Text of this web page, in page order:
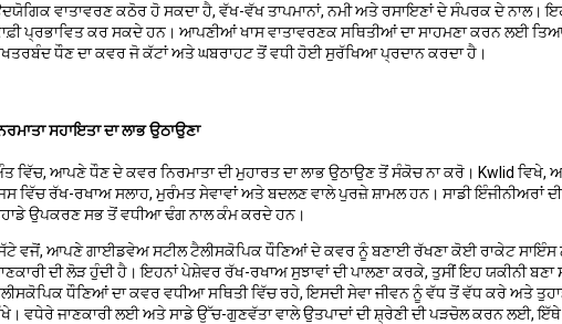
ਵਾਤਾਵਰਣ ਕਠੋਰ ਹੋ ਸਕਦਾ ਹੈ, ਵੱਖ-ਵੱਖ ਤਾਪਮਾਨਾਂ, ਨਮੀ ਅਤੇ ਰਸਾਇਣਾਂ ਦੇ ਸੰਪਰਕ ਦੇ ਨਾਲ।
ਪ੍ਰਭਾਵਿਤ ਕਰ ਸਕਦੇ ਹਨ। ਆਪਣੀਆਂ ਖਾਸ ਵਾਤਾਵਰਣਕ ਸਥਿਤੀਆਂ ਦਾ ਸਾਹਮਣਾ ਕਰਨ ਲਈ
ਧੌਣ ਦਾ ਕਵਰ ਜੋ ਕੱਟਾਂ ਅਤੇ ਘਬਰਾਹਟ ਤੋਂ ਵਧੀ ਹੋਈ ਸੁਰੱਖਿਆ ਪ੍ਰਦਾਨ ਕਰਦਾ ਹੈ।
ਸਹਾਇਤਾ ਦਾ ਲਾਭ ਉਠਾਉਣਾ
ਵਿੱਚ, ਆਪਣੇ ਧੌਣ ਦੇ ਕਵਰ ਨਿਰਮਾਤਾ ਦੀ ਮੁਹਾਰਤ ਦਾ ਲਾਭ ਉਠਾਉਣ ਤੋਂ ਸੰਕੋਚ ਨਾ ਕਰੋ। Kwlid ਵਿਖੇ,
ਵਿੱਚ ਰੱਖ-ਰਖਾਅ ਸਲਾਹ, ਮੁਰੰਮਤ ਸੇਵਾਵਾਂ ਅਤੇ ਬਦਲਣ ਵਾਲੇ ਪੁਰਜ਼ੇ ਸ਼ਾਮਲ ਹਨ। ਸਾਡੀ ਇੰਜੀਨੀਅਰਾਂ
ਉਪਕਰਣ ਸਭ ਤੋਂ ਵਧੀਆ ਢੰਗ ਨਾਲ ਕੰਮ ਕਰਦੇ ਹਨ।
ਵਜੋਂ, ਆਪਣੇ ਗਾਈਡਵੇਅ ਸਟੀਲ ਟੈਲੀਸਕੋਪਿਕ ਧੌਣਿਆਂ ਦੇ ਕਵਰ ਨੂੰ ਬਣਾਈ ਰੱਖਣਾ ਕੋਈ ਰਾਕੇਟ ਸਾਇੰਸ
ਦੀ ਲੋੜ ਹੁੰਦੀ ਹੈ। ਇਹਨਾਂ ਪੇਸ਼ੇਵਰ ਰੱਖ-ਰਖਾਅ ਸੁਝਾਵਾਂ ਦੀ ਪਾਲਣਾ ਕਰਕੇ, ਤੁਸੀਂ ਇਹ ਯਕੀਨੀ
ਧੌਣਿਆਂ ਦਾ ਕਵਰ ਵਧੀਆ ਸਥਿਤੀ ਵਿੱਚ ਰਹੇ, ਇਸਦੀ ਸੇਵਾ ਜੀਵਨ ਨੂੰ ਵੱਧ ਤੋਂ ਵੱਧ ਕਰੇ ਅਤੇ
ਵਧੇਰੇ ਜਾਣਕਾਰੀ ਲਈ ਅਤੇ ਸਾਡੇ ਉੱਚ-ਗੁਣਵੱਤਾ ਵਾਲੇ ਉਤਪਾਦਾਂ ਦੀ ਸ਼੍ਰੇਣੀ ਦੀ ਪੜਚੋਲ ਕਰਨ ਲਈ, ਇੱਥੇ